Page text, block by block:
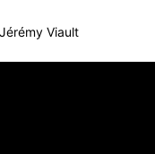
Viault